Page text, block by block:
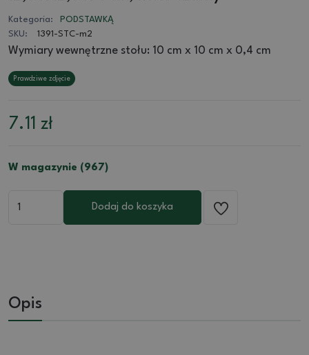
Kategoria:
PODSTAWKĄ
SKU:
1391-STC-m2
Wymiary wewnętrzne stołu: 10 cm x 10 cm x 0,4 cm
Prawdziwe zdjęcie
7.11 zł
W magazynie (967)
Dodaj do koszyka
Opis